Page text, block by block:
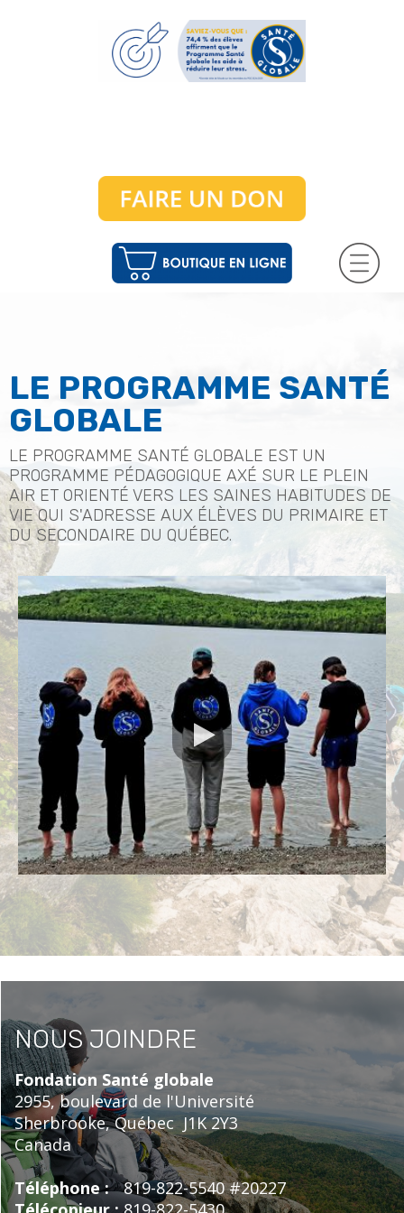
LE PROGRAMME SANTÉ
GLOBALE
LE PROGRAMME SANTÉ GLOBALE EST UN
PROGRAMME PÉDAGOGIQUE AXÉ SUR LE PLEIN
AIR ET ORIENTÉ VERS LES SAINES HABITUDES DE
VIE QUI S'ADRESSE AUX ÉLÈVES DU PRIMAIRE ET
DU SECONDAIRE DU QUÉBEC.
NOUS JOINDRE
Fondation Santé globale
2955, boulevard de l'Université
Sherbrooke,Québec J1K 2Y3
Canada
Téléphone :
819-822-5540 #20227